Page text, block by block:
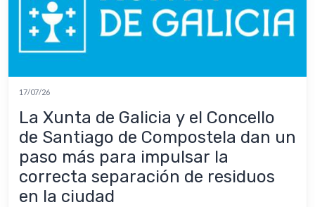
17/07/26
La Xunta de Galicia y el Concello
de Santiago de Compostela dan un
paso más para impulsar la
correcta separación de residuos
en la ciudad